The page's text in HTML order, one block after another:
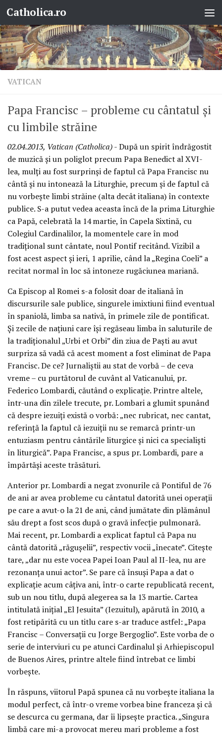
Skip to content
Catholica.ro
VATICAN
Papa Francisc – probleme cu cântatul şi
cu limbile străine
02.04.2013, Vatican (Catholica)- După un spirit îndrăgostit
de muzică şi un poliglot precum Papa Benedict al XVI-
lea, mulţi au fost surprinşi de faptul că Papa Francisc nu
cântă şi nu intonează la Liturghie, precum şi de faptul că
nu vorbeşte limbi străine (alta decât italiana) în contexte
publice. S-a putut vedea aceasta încă de la prima Liturghie
ca Papă, celebrată la 14 martie, în Capela Sixtină, cu
Colegiul Cardinalilor, la momentele care în mod
tradiţional sunt cântate, noul Pontif recitând. Vizibil a
fost acest aspect şi ieri, 1 aprilie, când la „Regina Coeli” a
recitat normal în loc să intoneze rugăciunea mariană.
Ca Episcop al Romei s-a folosit doar de italiană în
discursurile sale publice, singurele imixtiuni fiind eventual
în spaniolă, limba sa nativă, în primele zile de pontificat.
Şi zecile de naţiuni care îşi regăseau limba în saluturile de
la tradiţionalul „Urbi et Orbi” din ziua de Paşti au avut
surpriza să vadă că acest moment a fost eliminat de Papa
Francisc. De ce? Jurnaliştii au stat de vorbă – de ceva
vreme – cu purtătorul de cuvânt al Vaticanului, pr.
Federico Lombardi, căutând o explicaţie. Printre altele,
într-una din zilele trecute, pr. Lombari a glumit spunând
că despre iezuiţi există o vorbă: „nec rubricat, nec cantat,
referinţă la faptul că iezuiţii nu se remarcă printr-un
entuziasm pentru cântările liturgice şi nici ca specialişti
în liturgică”. Papa Francisc, a spus pr. Lombardi, pare a
împărtăşi aceste trăsături.
Anterior pr. Lombardi a negat zvonurile că Pontiful de 76
de ani ar avea probleme cu cântatul datorită unei operaţii
pe care a avut-o la 21 de ani, când jumătate din plămânul
său drept a fost scos după o gravă infecţie pulmonară.
Mai recent, pr. Lombardi a explicat faptul că Papa nu
cântă datorită „răguşelii”, respectiv vocii „înecate”. Citeşte
tare, „dar nu este vocea Papei Ioan Paul al II-lea, nu are
rezonanţa unui actor”. Se pare că însuşi Papa a dat o
explicaţie acum câţiva ani, într-o carte republicată recent,
sub un nou titlu, după alegerea sa la 13 martie. Cartea
intitulată iniţial „El Jesuita” (Iezuitul), apărută în 2010, a
fost retipărită cu un titlu care s-ar traduce astfel: „Papa
Francisc – Conversaţii cu Jorge Bergoglio”. Este vorba de o
serie de interviuri cu pe atunci Cardinalul şi Arhiepiscopul
de Buenos Aires, printre altele fiind întrebat ce limbi
vorbeşte.
În răspuns, viitorul Papă spunea că nu vorbeşte italiana la
modul perfect, că într-o vreme vorbea bine franceza şi că
se descurca cu germana, dar îi lipseşte practica. „Singura
limbă care mi-a provocat mereu mari probleme a fost